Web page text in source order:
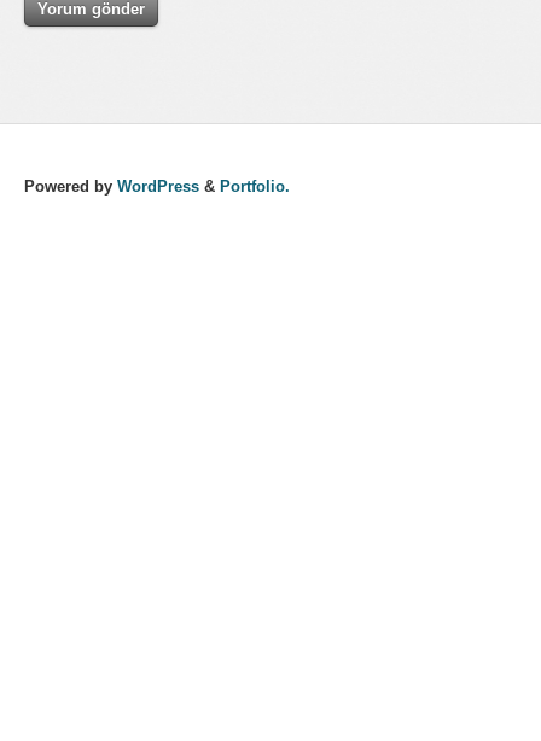
Powered by WordPress & Portfolio.